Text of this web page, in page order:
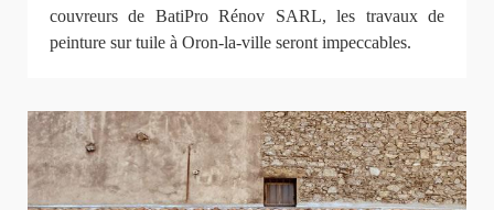
couvreurs de BatiPro Rénov SARL, les travaux de
peinture sur tuile à Oron-la-ville seront impeccables.